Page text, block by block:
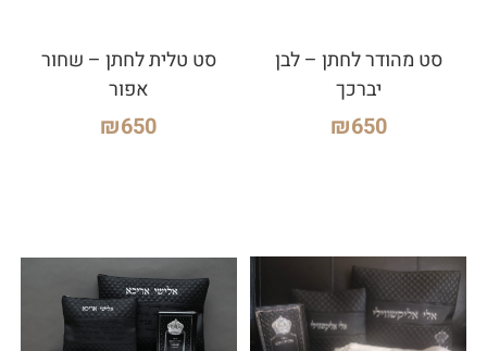
סט מהודר לחתן – לבן
יברכך
₪650
סט טלית לחתן – שחור
אפור
₪650